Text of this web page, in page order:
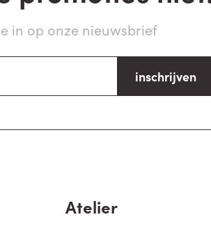
in op onze nieuwsbrief
inschrijven
Atelier